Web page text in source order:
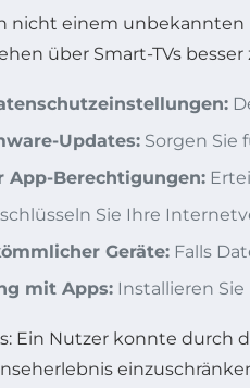
nicht einem
über Smart-TVs besser
Updates: Sorgen Sie
App-Berechtigungen:
Sie Ihre
Geräte: Falls
mit Apps: Installieren
Ein Nutzer konnte